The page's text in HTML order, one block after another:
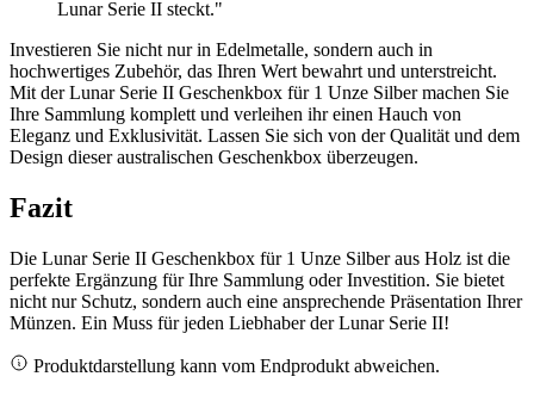
Lunar Serie II steckt."
Investieren Sie nicht nur in Edelmetalle, sondern auch in
hochwertiges Zubehör, das Ihren Wert bewahrt und unterstreicht.
Mit der Lunar Serie II Geschenkbox für 1 Unze Silber machen Sie
Ihre Sammlung komplett und verleihen ihr einen Hauch von
Eleganz und Exklusivität. Lassen Sie sich von der Qualität und dem
Design dieser australischen Geschenkbox überzeugen.
Fazit
Die Lunar Serie II Geschenkbox für 1 Unze Silber aus Holz ist die
perfekte Ergänzung für Ihre Sammlung oder Investition. Sie bietet
nicht nur Schutz, sondern auch eine ansprechende Präsentation Ihrer
Münzen. Ein Muss für jeden Liebhaber der Lunar Serie II!
Produktdarstellung kann vom Endprodukt abweichen.